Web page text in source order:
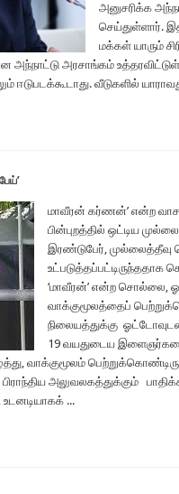
அனுசரிக்க
செய்துள்ளார்.
மக்கள் யாரும்
அந்நாட்டு அரசாங்கம்
வீடுகளில்
மாவீரன் கர்ணன்’ என்ற
பின்புறத்தில் ஒட்டிய
இரண்டுபேர், முல்லைத்தீவு
உட்படுத்தப்பட்டிருந்ததாக
‘மாவீரன்’ என்ற சொல்லை,
வாக்குமூலத்தைப்
நிலையத்துக்கு
19 வயதுடைய
வாக்குமூலம்
அலுவலகத்துக்கும்
...